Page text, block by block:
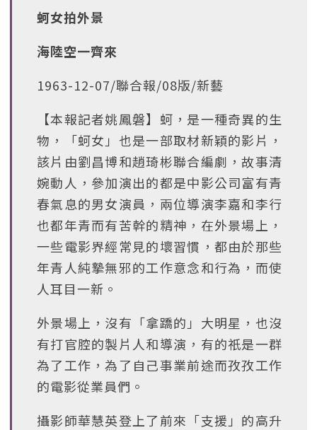
蚵女拍外景
海陸空一齊來
1963-12-07/聯合報/08版/新藝
【本報記者姚鳳磐】蚵，是一種奇異的生
物，「蚵女」也是一部取材新穎的影片，
該片由劉昌博和趙琦彬聯合編劇，故事清
婉動人，參加演出的都是中影公司富有青
春氣息的男女演員，兩位導演李嘉和李行
也都年青而有苦幹的精神，在外景場上，
一些電影界經常見的壞習慣，都由於那些
年青人純摯無邪的工作意念和行為，而使
人耳目一新。
外景場上，沒有「拿蹻的」大明星，也沒
有打官腔的製片人和導演，有的祇是一群
為了工作，為了自己事業前途而孜孜工作
的電影從業員們。
攝影師華慧英登上了前來「支援」的高升